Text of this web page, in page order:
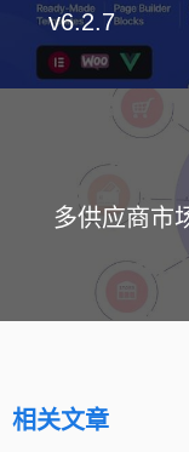
v6.2.7
多供应商市
相关文章